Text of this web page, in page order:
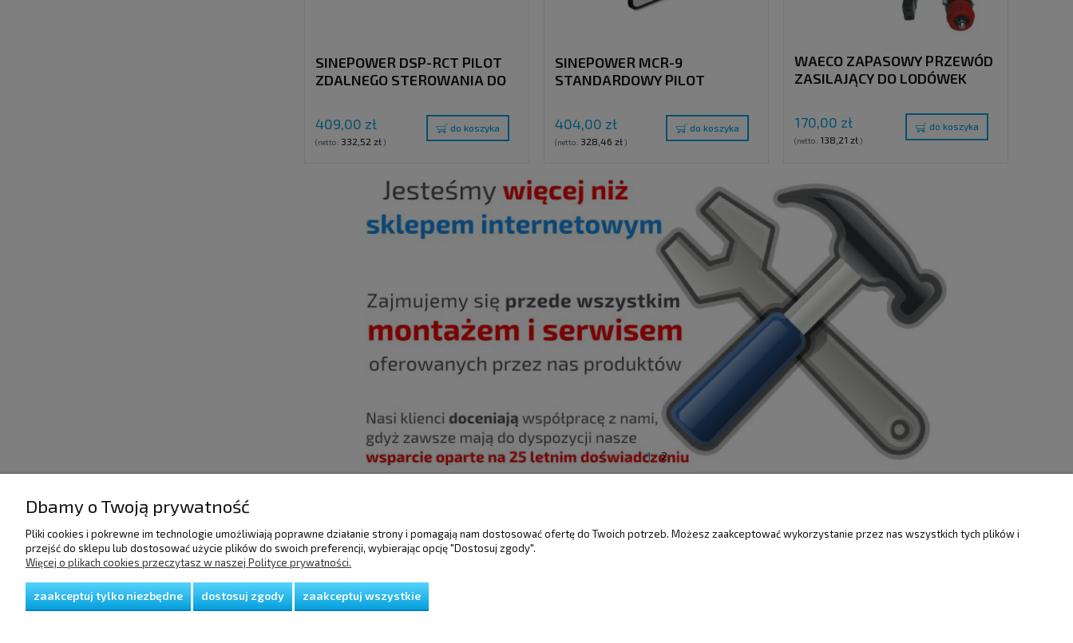
SINEPOWER DSP-RCT PILOT
ZDALNEGO STEROWANIA DO
SINUSOIDALNYCH SINEPOWER
DSP-T
409,00 zł
(netto: 332,52 zł)
do koszyka
SINEPOWER MCR-9
STANDARDOWY PILOT
404,00 zł
(netto: 328,46 zł)
do koszyka
WAECO ZAPASOWY PRZEWÓD
ZASILAJĄCY DO LODÓWEK
CM
170,00 zł
(netto: 138,21 zł)
do koszyka
1 2
POMOC
Regulamin
DOSTAWA I PŁATNOŚCI
Raty/Leasing
Koszty dostawy
Czas realizacji zamówień
MOJE KONTO GWARANCJA I ZWROTY O FIRMIE
Dbamy o Twoją prywatność
Pliki cookies i pokrewne im technologie umożliwiają poprawne działanie strony i pomagają nam dostosować ofertę do Twoich potrzeb. Możesz zaakceptować wykorzystanie przez nas wszystkich tych plików i
przejść do sklepu lub dostosować użycie plików do swoich preferencji, wybierając opcję "Dostosuj zgody".
Więcej o plikach cookies przeczytasz w naszej Polityce prywatności.
zaakceptuj tylko niezbędne dostosuj zgody zaakceptuj wszystkie